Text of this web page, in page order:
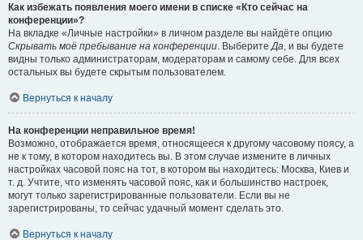
Как избежать появления моего имени в списке «Кто сейчас на
конференции»?
На вкладке «Личные настройки» в личном разделе вы найдёте опцию
Скрывать моё пребывание на конференции. ВыберитеДа, и вы будете
видны только администраторам, модераторам и самому себе. Для всех
остальных вы будете скрытым пользователем.
Вернуться к началу
На конференции неправильное время!
Возможно, отображается время, относящееся к другому часовому поясу, а
не к тому, в котором находитесь вы. В этом случае измените в личных
настройках часовой пояс на тот, в котором вы находитесь: Москва, Киев и
т. д. Учтите, что изменять часовой пояс, как и большинство настроек,
могут только зарегистрированные пользователи. Если вы не
зарегистрированы, то сейчас удачный момент сделать это.
Вернуться к началу